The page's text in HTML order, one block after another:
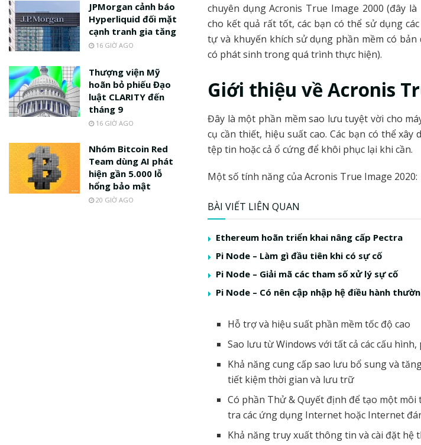
chuyên dụng Acronis True Image 2000 (đây
cho kết quả rất tốt, các bạn có thể sử dụng
tự và khuyến khích sử dụng phần mềm có
có phát sinh trong quá trình thực hiện).
Giới thiệu về Acronis
Đây là một phần mềm sao lưu tuyệt vời cho
cụ cần thiết, hiệu suất cao. Các bạn có thể xây
tệp tin hoặc cả ổ cứng để khôi phục lại khi cần.
Một số tính năng của Acronis True Image 2020:
BÀI VIẾT LIÊN QUAN
Ethereum hoãn triển khai nâng cấp Pectra
Pi Node – Làm gì đầu tiên khi có sự cố
Pi Node – Giải mã các tham số xử lý sự cố
Pi Node – Có nên cập nhập hệ điều hành
Hỗ trợ và hiệu suất phần mềm tốc độ cao
Sao lưu từ Windows với tất cả các cấu
Khả năng cung cấp sao lưu bổ sung và
tiết kiệm thời gian và lưu trữ
Có phần Thử & Quyết định để tạo một
tra các ứng dụng Internet hoặc Internet
Khả năng truy xuất thông tin và cài đặt
JPMorgan cảnh báo
Hyperliquid đối mặt
cạnh tranh gia tăng
16 GIỜ AGO
Thượng viện Mỹ
hoãn bỏ phiếu Đạo
luật CLARITY đến
tháng 9
16 GIỜ AGO
Nhóm Bitcoin Red
Team dùng AI phát
hiện gần 5.000 lỗ
hổng bảo mật
20 GIỜ AGO